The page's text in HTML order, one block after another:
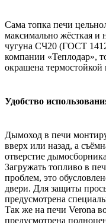
Сама топка печи
максимально жёсткая и
чугуна СЧ20 (ГОСТ
компании «Теплодар»,
окрашена термостойкой
Удобство
Дымоход в печи
вверх или назад, а
отверстие
Загружать топливо в
проблем, это
двери. Для защиты
предусмотрена
Так же на печи Verona
предусмотрена